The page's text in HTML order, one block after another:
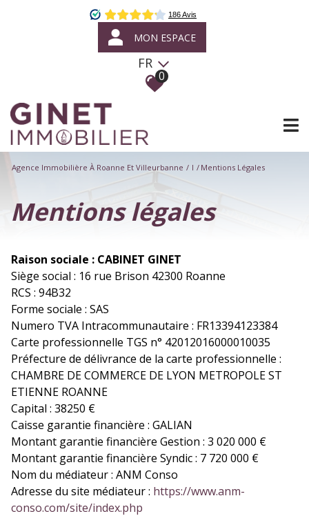
MON ESPACE
FR
0
Agence Immobilière À Roanne Et Villeurbanne I Mentions Légales
mentions légales
Raison sociale : CABINET GINET
Siège social : 16 rue Brison 42300 Roanne
RCS : 94B32
Forme sociale : SAS
Numero TVA Intracommunautaire : FR13394123384
Carte professionnelle TGS n° 42012016000010035
Préfecture de délivrance de la carte professionnelle :
CHAMBRE DE COMMERCE DE LYON METROPOLE ST
ETIENNE ROANNE
Capital : 38250 €
Caisse garantie financière : GALIAN
Montant garantie financière Gestion : 3 020 000 €
Montant garantie financière Syndic : 7 720 000 €
Nom du médiateur : ANM Conso
Adresse du site médiateur : https://www.anm-
conso.com/site/index.php